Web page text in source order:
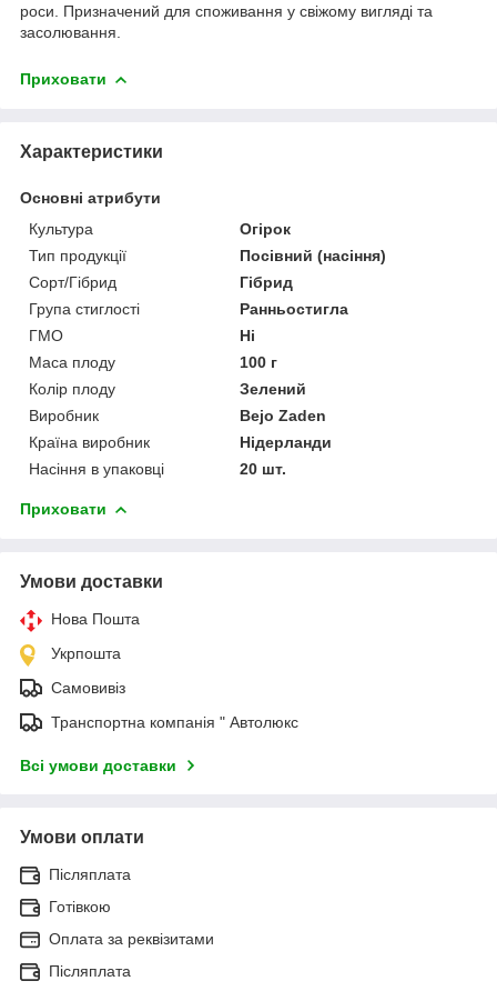
роси. Призначений для споживання у свіжому вигляді та
засолювання.
Приховати
Характеристики
Основні атрибути
Культура
Огірок
Тип продукції
Посівний (насіння)
Сорт/Гібрид
Гібрид
Група стиглості
Ранньостигла
ГМО
Ні
Маса плоду
100 г
Колір плоду
Зелений
Виробник
Bejo Zaden
Країна виробник
Нідерланди
Насіння в упаковці
20 шт.
Приховати
Умови доставки
Нова Пошта
Укрпошта
Самовивіз
Транспортна компанія " Автолюкс
Всі умови доставки
Умови оплати
Післяплата
Готівкою
Оплата за реквізитами
Післяплата